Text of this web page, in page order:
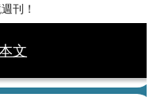
刊！
文